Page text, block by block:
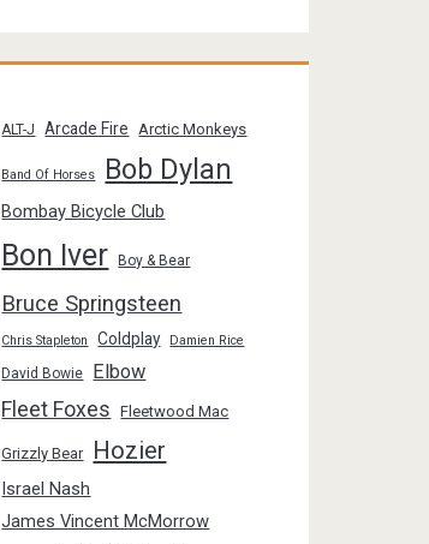
ALT-J Arcade Fire Arctic Monkeys
Band Of Horses Bob Dylan
Bombay Bicycle Club
Bon Iver Boy & Bear
Bruce Springsteen
Chris Stapleton Coldplay Damien Rice
David Bowie Elbow
Fleet Foxes Fleetwood Mac
Grizzly Bear Hozier
Israel Nash
James Vincent McMorrow